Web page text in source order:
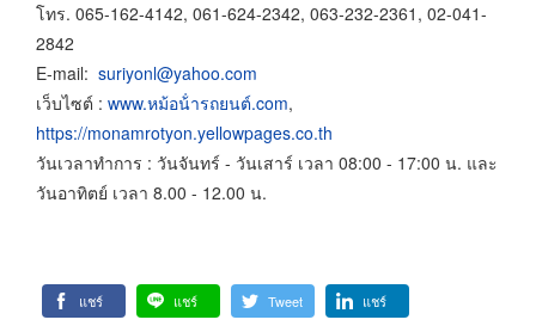
โทร. 065-162-4142, 061-624-2342, 063-232-2361, 02-041-
2842
E-mail: suriyonl@yahoo.com
เว็บไซต์ : www.หม้อน้ํารถยนต์.com,
https://monamrotyon.yellowpages.co.th
วันเวลาทำการ : วันจันทร์ - วันเสาร์ เวลา 08:00 - 17:00 น. และ
วันอาทิตย์ เวลา 8.00 - 12.00 น.
แชร์ แชร์ Tweet แชร์